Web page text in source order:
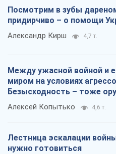
Посмотрим в зубы
придирчиво – о помощи
Александр Кирш 4,7 т.
Между ужасной войной и
миром на условиях
Безысходность – тоже
Алексей Копытько 4,6 т.
Лестница эскалации
нужно готовиться